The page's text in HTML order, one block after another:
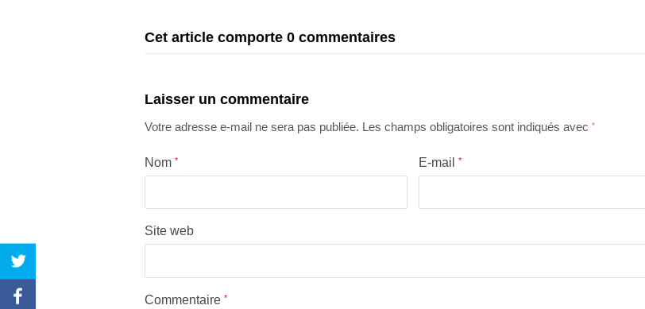
Cet article comporte 0 commentaires
Laisser un commentaire
Votre adresse e-mail ne sera pas publiée. Les champs obligatoires sont indiqués avec *
Nom * E-mail *
Site web
Commentaire *